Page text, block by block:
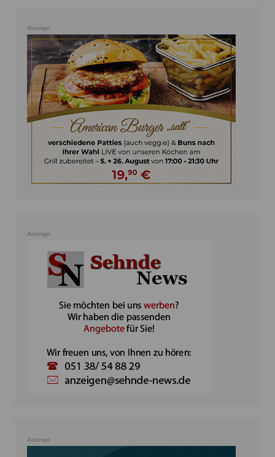
Anzeige
Anzeige
Anzeige